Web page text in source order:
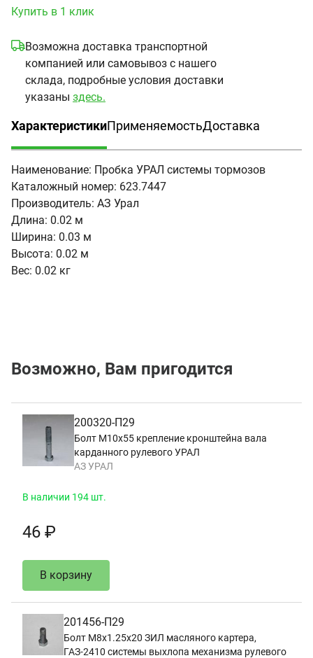
Купить в 1 клик
Возможна доставка транспортной
компанией или самовывоз с нашего
склада, подробные условия доставки
указаны здесь.
Характеристики
(активная вкладка)
ПрименяемостьДоставка
Наименование: Пробка УРАЛ системы тормозов
Каталожный номер: 623.7447
Производитель: АЗ Урал
Длина: 0.02 м
Ширина: 0.03 м
Высота: 0.02 м
Вес: 0.02 кг
Возможно, Вам пригодится
200320-П29
Болт М10х55 крепление кронштейна вала
карданного рулевого УРАЛ
АЗ УРАЛ
В наличии 194 шт.
46 ₽
В корзину
201456-П29
Болт М8х1.25х20 ЗИЛ масляного картера,
ГАЗ-2410 системы выхлопа механизма рулевого